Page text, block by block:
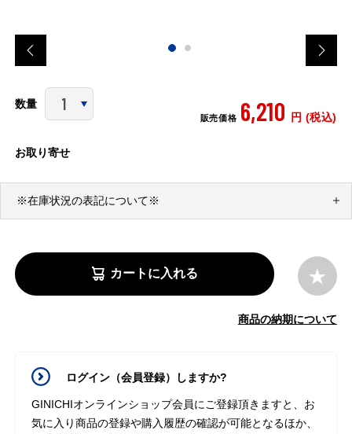
数量
販売価格 6,210 円 (税込)
お取り寄せ
※在庫状況の表記について※
カートに入れる
商品の納期について
ログイン（会員登録）しますか?
GINICHIオンラインショップ会員にご登録頂きますと、お
気に入り商品の登録や購入履歴の確認が可能となるほか、